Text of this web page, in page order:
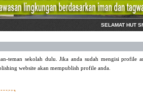
SELAMAT HUT
teman sekolah dulu. Jika anda sudah mengisi profile
website akan mempublish profile anda.